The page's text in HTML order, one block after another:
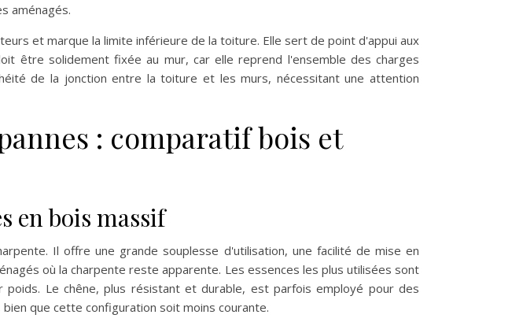
aménagés.
et marque la limite inférieure de la toiture. Elle sert de point d'appui aux
être solidement fixée au mur, car elle reprend l'ensemble des charges
de la jonction entre la toiture et les murs, nécessitant une attention
: comparatif bois et
en bois massif
Il offre une grande souplesse d'utilisation, une facilité de mise en
où la charpente reste apparente. Les essences les plus utilisées sont
Le chêne, plus résistant et durable, est parfois employé pour des
que cette configuration soit moins courante.